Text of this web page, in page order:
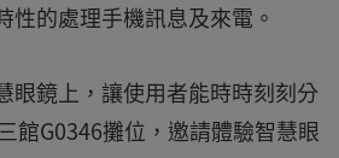
的處理手機訊息及來電。
眼鏡上，讓使用者能時時刻刻分
館G0346攤位，邀請體驗智慧眼